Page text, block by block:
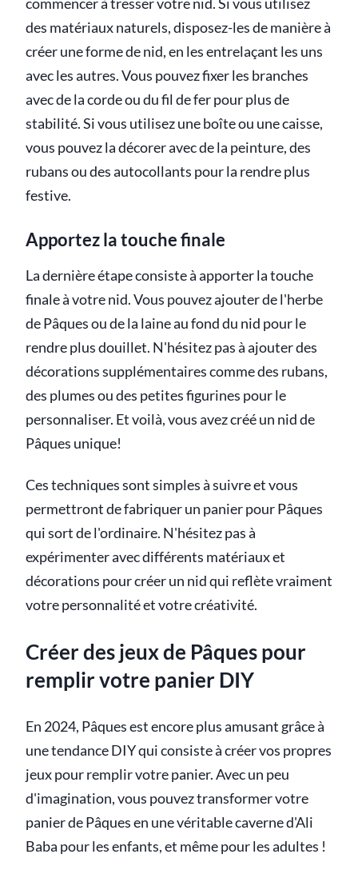
des matériaux naturels, disposez-les de manière à
créer une forme de nid, en les entrelaçant les uns
avec les autres. Vous pouvez fixer les branches
avec de la corde ou du fil de fer pour plus de
stabilité. Si vous utilisez une boîte ou une caisse,
vous pouvez la décorer avec de la peinture, des
rubans ou des autocollants pour la rendre plus
festive.
Apportez la touche finale
La dernière étape consiste à apporter la touche
finale à votre nid. Vous pouvez ajouter de l'herbe
de Pâques ou de la laine au fond du nid pour le
rendre plus douillet. N'hésitez pas à ajouter des
décorations supplémentaires comme des rubans,
des plumes ou des petites figurines pour le
personnaliser. Et voilà, vous avez créé un nid de
Pâques unique!
Ces techniques sont simples à suivre et vous
permettront de fabriquer un panier pour Pâques
qui sort de l'ordinaire. N'hésitez pas à
expérimenter avec différents matériaux et
décorations pour créer un nid qui reflète vraiment
votre personnalité et votre créativité.
Créer des jeux de Pâques pour
remplir votre panier DIY
En 2024, Pâques est encore plus amusant grâce à
une tendance DIY qui consiste à créer vos propres
jeux pour remplir votre panier. Avec un peu
d'imagination, vous pouvez transformer votre
panier de Pâques en une véritable caverne d'Ali
Baba pour les enfants, et même pour les adultes !